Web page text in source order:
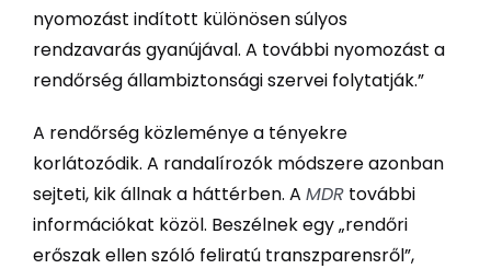
nyomozást indított különösen súlyos
rendzavarás gyanújával. A további nyomozást a
rendőrség állambiztonsági szervei folytatják.”
A rendőrség közleménye a tényekre
korlátozódik. A randalírozók módszere azonban
sejteti, kik állnak a háttérben. A MDRtovábbi
információkat közöl. Beszélnek egy „rendőri
erőszak ellen szóló feliratú transzparensről”,